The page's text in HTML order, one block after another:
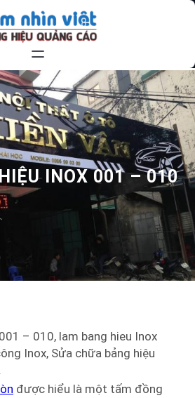
INOX 001 – 010
– 010, lam bang hieu Inox
Inox, Sửa chữa bảng hiệu
được hiểu là một tấm đồng